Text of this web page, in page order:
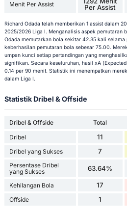
Menit Per Assist
Per Assist
Richard Odada telah memberikan 1 assist dalam
2025/2026 Liga I. Menganalisis aspek pemutaran
Odada memutarkan bola sekitar 42.35 kali
keberhasilan pemutaran bola sebesar 75.00.
umpan kunci setiap pertandingan yang
signifikan. Secara keseluruhan, hasil xA
0.14 per 90 menit. Statistik ini menempatkan
dalam Liga I.
Statistik Dribel & Offside
Dribel & Offside Total
Dribel
11
Dribel yang Sukses 7
Persentase Dribel
yang Sukses
63.64%
Kehilangan Bola 17
Offside 1